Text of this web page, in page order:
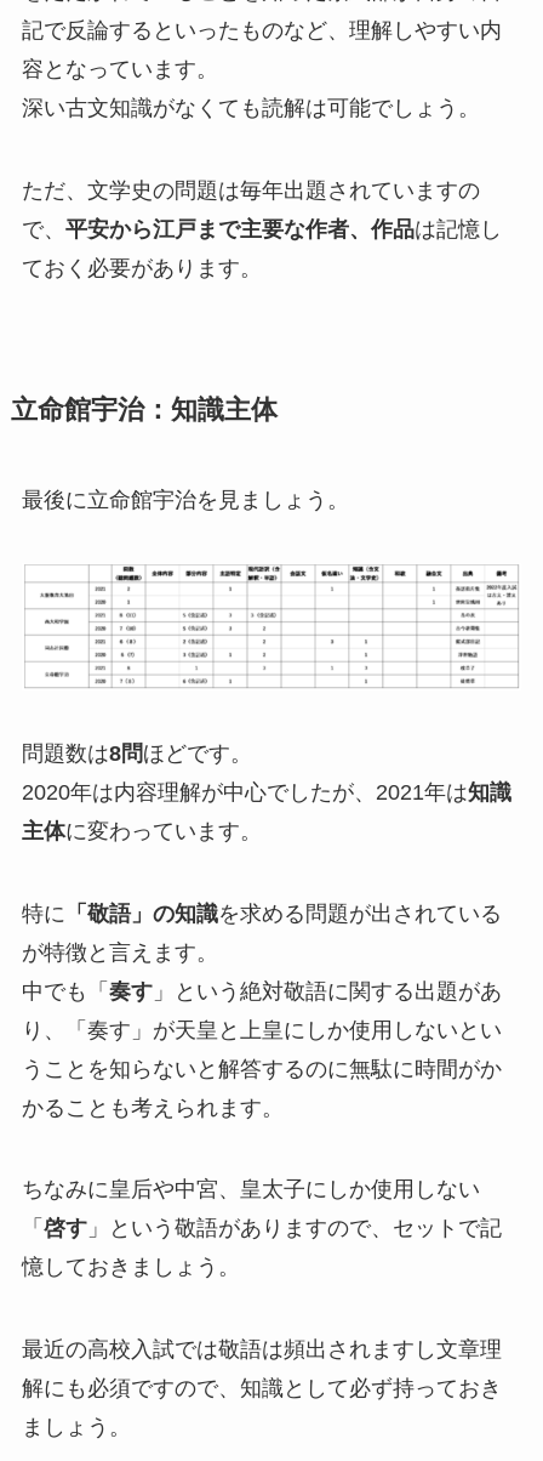
記で反論するといったものなど、理解しやすい内
容となっています。
深い古文知識がなくても読解は可能でしょう。
ただ、文学史の問題は毎年出題されていますの
で、 平安から江戸まで主要な作者、作品は記憶し
ておく必要があります。
立命館宇治：知識主体
最後に立命館宇治を見ましょう。
問題数は8問ほどです。
2020年は内容理解が中心でしたが、2021年は知識
主体に変わっています。
特に 「敬語」の知識を求める問題が出されている
が特徴と言えます。
中でも「 奏す」という絶対敬語に関する出題があ
り、「奏す」が天皇と上皇にしか使用しないとい
うことを知らないと解答するのに無駄に時間がか
かることも考えられます。
ちなみに皇后や中宮、皇太子にしか使用しない
「 啓す」という敬語がありますので、セットで記
憶しておきましょう。
最近の高校入試では敬語は頻出されますし文章理
解にも必須ですので、知識として必ず持っておき
ましょう。